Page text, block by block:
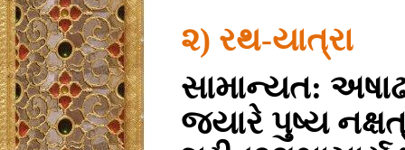
૨) રથ-યાત્રા
સામાન્યત:
જ્યારે પુષ્ય